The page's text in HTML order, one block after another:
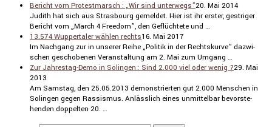
Bericht vom Protestmarsch : „Wir sind unterwegs”20. Mai 2014
Judith hat sich aus Stras­bourg gemeldet. Hier ist ihr erster, gestriger
Bericht vom „March 4 Freedom”, den Geflüch­tete und …
13.574 Wuppertaler wählen rechts16. Mai 2017
Im Nachgang zur in unserer Reihe „Politik in der Rechts­kurve” dazwi­
schen gescho­benen Veran­stal­tung am 2. Mai zum Umgang …
Zur Jahrestag-Demo in Solingen : Sind 2.000 viel oder wenig ?29. Mai
2013
Am Samstag, den 25.05.2013 demons­trierten gut 2.000 Menschen in
Solingen gegen Rassismus. Anläss­lich eines unmit­telbar bevor­ste­
henden doppelten 20. …